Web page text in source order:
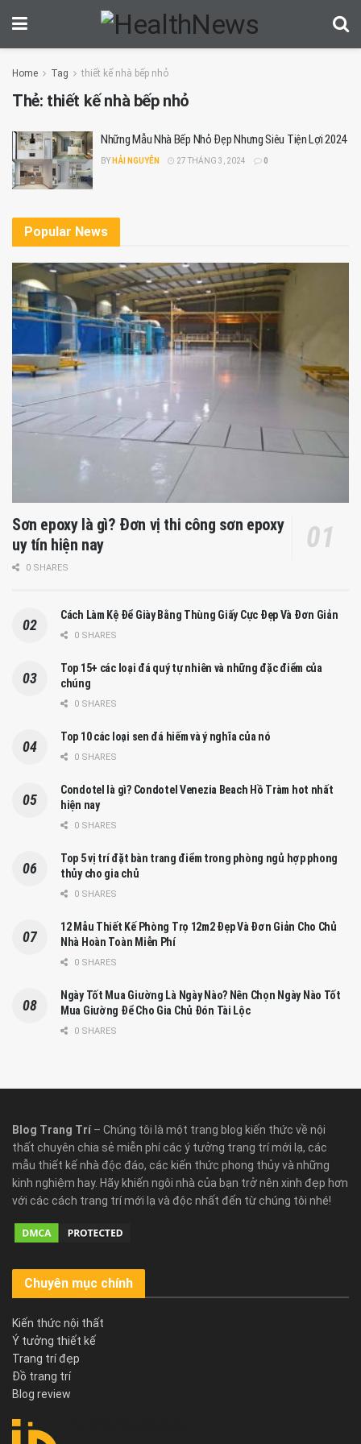
Home Tag thiết kế nhà bếp nhỏ
Thẻ: thiết kế nhà bếp nhỏ
Những Mẫu Nhà Bếp Nhỏ Đẹp Nhưng Siêu Tiện Lợi 2024
BY HẢI NGUYỄN 27 THÁNG 3, 2024 0
Popular News
Sơn epoxy là gì? Đơn vị thi công sơn epoxy
uy tín hiện nay
0 SHARES
Cách Làm Kệ Để Giày Bằng Thùng Giấy Cực Đẹp Và Đơn Giản
0 SHARES
Top 15+ các loại đá quý tự nhiên và những đặc điểm của
chúng
0 SHARES
Top 10 các loại sen đá hiếm và ý nghĩa của nó
0 SHARES
Condotel là gì? Condotel Venezia Beach Hồ Tràm hot nhất
hiện nay
0 SHARES
Top 5 vị trí đặt bàn trang điểm trong phòng ngủ hợp phong
thủy cho gia chủ
0 SHARES
12 Mẫu Thiết Kế Phòng Trọ 12m2 Đẹp Và Đơn Giản Cho Chủ
Nhà Hoàn Toàn Miễn Phí
0 SHARES
Ngày Tốt Mua Giường Là Ngày Nào? Nên Chọn Ngày Nào Tốt
Mua Giường Để Cho Gia Chủ Đón Tài Lộc
0 SHARES
Blog Trang Trí – Chúng tôi là một trang blog kiến thức về nội
thất chuyên chia sẻ miễn phí các ý tưởng trang trí mới lạ, các
mẫu thiết kế nhà độc đáo, các kiến thức phong thủy và những
kinh nghiệm hay. Hãy khiến ngôi nhà của bạn trở nên xinh đẹp hơn
với các cách trang trí mới lạ và độc nhất đến từ chúng tôi nhé!
Chuyên mục chính
Kiến thức nội thất
Ý tưởng thiết kế
Trang trí đẹp
Đồ trang trí
Blog review